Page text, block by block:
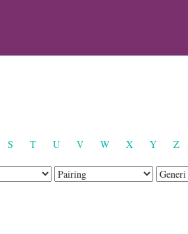
S T U V W X Y Z